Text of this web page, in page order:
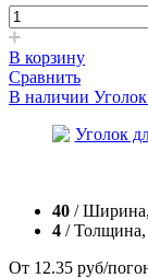
В корзину
Сравнить
В наличии
40 /
4 /
От 12.35 руб/